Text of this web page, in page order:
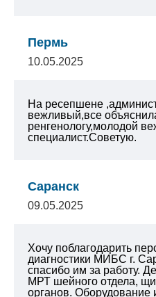
Пермь
10.05.2025
На ресепшене
вежливый,все
ренгенологу,молодой
специалист.Советую.
Саранск
09.05.2025
Хочу поблагодарить
диагностики МИБС г.
спасибо им за работу.
МРТ шейного отдела,
органов. Оборудование